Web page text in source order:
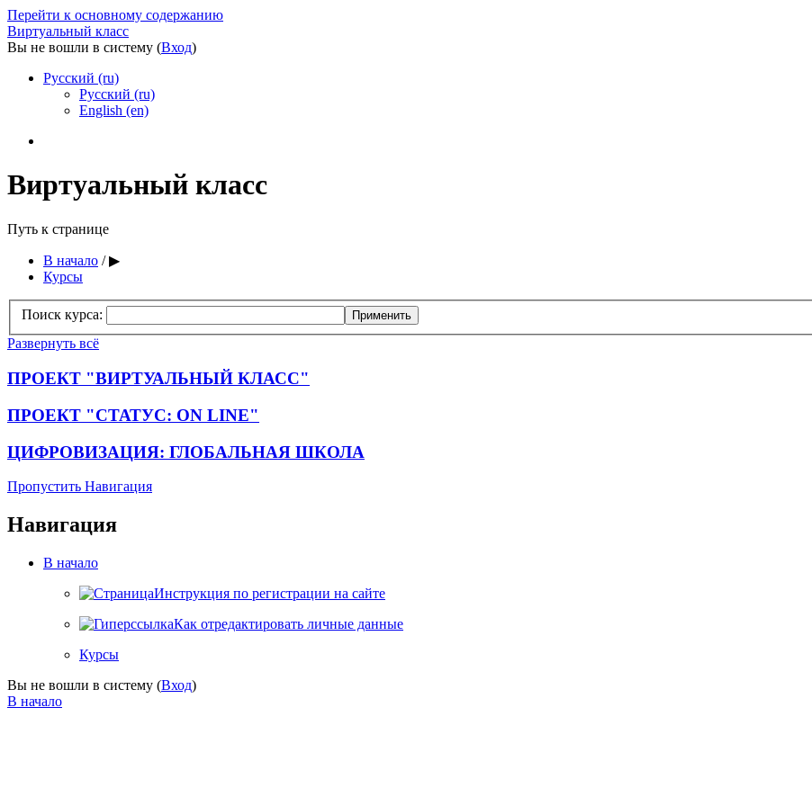
Перейти к основному содержанию
Виртуальный класс
Вы не вошли в систему (Вход)
Русский ‎(ru)‎
Русский ‎(ru)‎
English ‎(en)‎
Виртуальный класс
Путь к странице
В начало / ▶︎
Курсы
Поиск курса:
Развернуть всё
ПРОЕКТ "ВИРТУАЛЬНЫЙ КЛАСС"
ПРОЕКТ "СТАТУС: ON LINE"
ЦИФРОВИЗАЦИЯ: ГЛОБАЛЬНАЯ ШКОЛА
Пропустить Навигация
Навигация
В начало
Инструкция по регистрации на сайте
Как отредактировать личные данные
Курсы
Вы не вошли в систему (Вход)
В начало